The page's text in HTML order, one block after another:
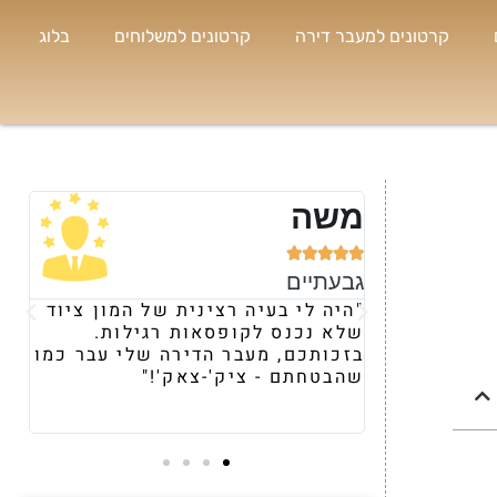
קרטונים למעבר דירה קרטונים למשלוחים בלוג
בעיה רצינית של המון ציוד
לקופסאות רגילות.
מעבר הדירה שלי עבר כמו
- ציק'-צאק'!"
"קיבלתי המלצה עליכם
ומרגע השיחה
את היחס וההתייחסות